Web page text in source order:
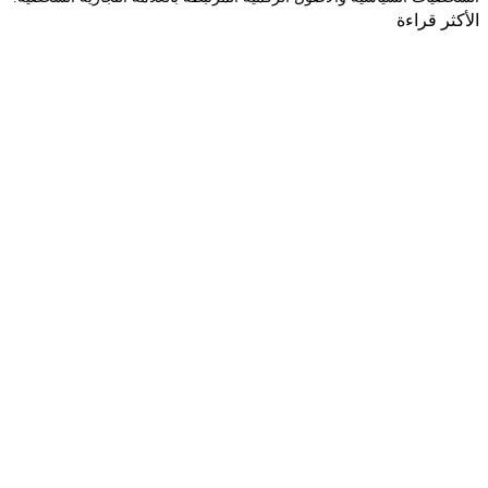
الأكثر قراءة